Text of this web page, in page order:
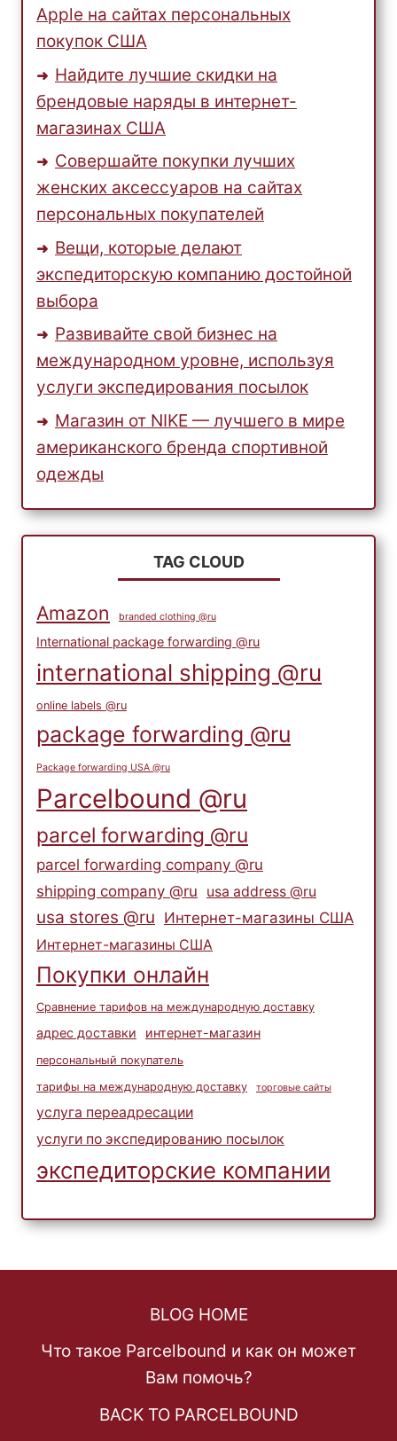
Apple на сайтах персональных
покупок США
Найдите лучшие скидки на
брендовые наряды в интернет-
магазинах США
Совершайте покупки лучших
женских аксессуаров на сайтах
персональных покупателей
Вещи, которые делают
экспедиторскую компанию достойной
выбора
Развивайте свой бизнес на
международном уровне, используя
услуги экспедирования посылок
Магазин от NIKE — лучшего в мире
американского бренда спортивной
одежды
TAG CLOUD
Amazon branded clothing @ru
International package forwarding @ru
international shipping @ru
online labels @ru
package forwarding @ru
Package forwarding USA @ru
Parcelbound @ru
parcel forwarding @ru
parcel forwarding company @ru
shipping company @ru
usa address @ru
usa stores @ru Интернет-магазины США
Интернет-магазины США
Покупки онлайн
Сравнение тарифов на международную доставку
адрес доставки интернет-магазин
персональный покупатель
тарифы на международную доставку
торговые сайты
услуга переадресации
услуги по экспедированию посылок
экспедиторские компании
BLOG HOME
Что такое Parcelbound и как он может
Вам помочь?
BACK TO PARCELBOUND